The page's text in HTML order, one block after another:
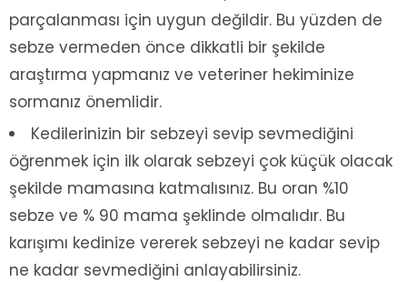
parçalanması için uygun değildir. Bu yüzden de
sebze vermeden önce dikkatli bir şekilde
araştırma yapmanız ve veteriner hekiminize
sormanız önemlidir.
Kedilerinizin bir sebzeyi sevip sevmediğini
öğrenmek için ilk olarak sebzeyi çok küçük olacak
şekilde mamasına katmalısınız. Bu oran %10
sebze ve % 90 mama şeklinde olmalıdır. Bu
karışımı kedinize vererek sebzeyi ne kadar sevip
ne kadar sevmediğini anlayabilirsiniz.